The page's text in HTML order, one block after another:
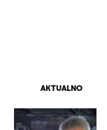
AKTUALNO